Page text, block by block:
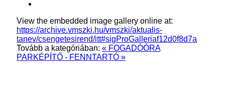
View the embedded image gallery online at:
https://archive.vmszki.hu/vmszki/aktualis-
tanev/csengetesirend/itt#sigProGalleriaf12d0f8d7a
Tovább a kategóriában: « FOGADÓÓRA
PARKÉPÍTŐ - FENNTARTÓ »